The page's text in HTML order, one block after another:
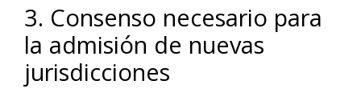
3. Consenso necesario para
la admisión de nuevas
jurisdicciones